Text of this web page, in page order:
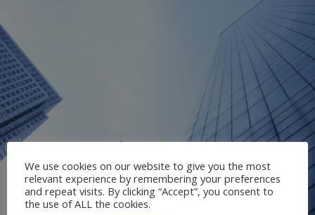
We use cookies on our website to give you the most
relevant experience by remembering your preferences
and repeat visits. By clicking “Accept”, you consent to
the use of ALL the cookies.